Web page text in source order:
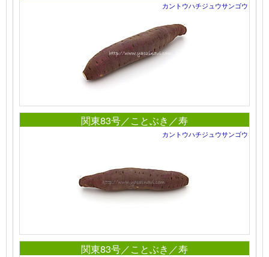
カントウハチジュウサンゴウ
関東83号／ことぶき／寿
カントウハチジュウサンゴウ
関東83号／ことぶき／寿